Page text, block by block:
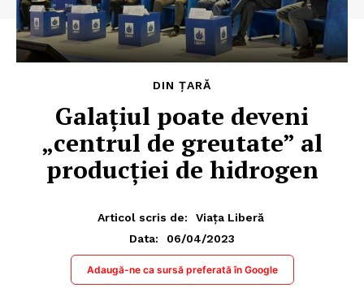
DIN ȚARĂ
Galațiul poate deveni
„centrul de greutate” al
producției de hidrogen
Articol scris de:
Viața Liberă
Data:
06/04/2023
Adaugă-ne ca sursă preferată în Google